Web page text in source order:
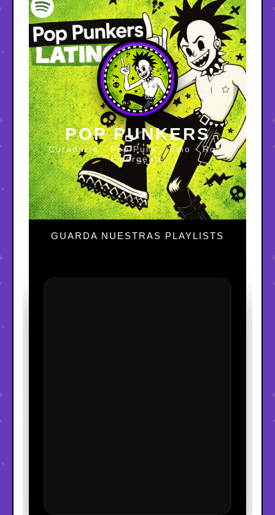
POP PUNKERS
Curaduría · Pop Punk · Emo · Rock
Emergente
GUARDA NUESTRAS PLAYLISTS